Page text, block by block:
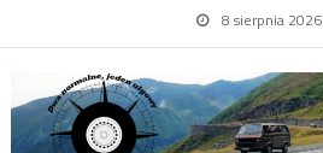
8 sierpnia 2026